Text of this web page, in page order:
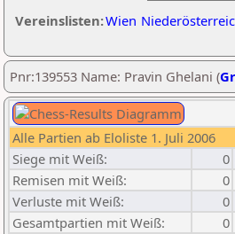
Vereinslisten:Wien
Pnr:139553 Name: Pravin Ghelani (
Alle Partien ab Eloliste 1. Juli 2006
Siege mit Weiß:
0
Remisen mit Weiß:
0
Verluste mit Weiß:
0
Gesamtpartien mit Weiß:
0